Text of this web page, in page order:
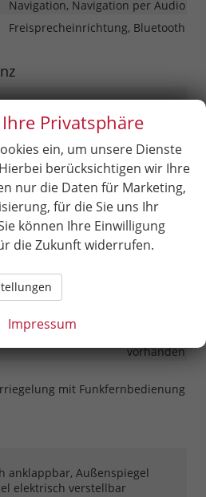
Navigation, Navigation per Audio
Freisprecheinrichtung, Bluetooth
Park Distance Control vorne,
360°-Kamera (Surround
abblendend
vorhanden
Servolenkung
LED-Tagfahrlicht,
vorhanden
mit Funkfernbedienung
anklappbar, Außenspiegel
elektrisch verstellbar
Privatsphäre
ein, um unsere Dienste
berücksichtigen wir Ihre
nur die Daten für Marketing,
für die Sie uns Ihr
können Ihre Einwilligung
die Zukunft widerrufen.
Impressum